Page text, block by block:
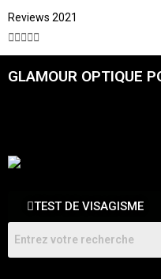
Reviews 2021

GLAMOUR OPTIQUE
TEST DE VISAGISME